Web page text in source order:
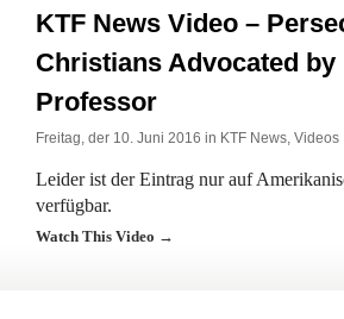
KTF News Video –
Christians Advocated by
Professor
Freitag, der 10. Juni 2016 in KTF News, Videos
Leider ist der Eintrag nur auf
verfügbar.
Watch This Video →